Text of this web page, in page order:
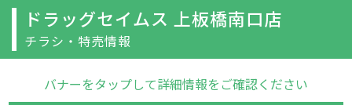
ドラッグセイムス 上板橋南口店
チラシ・特売情報
バナーをタップして詳細情報をご確認ください